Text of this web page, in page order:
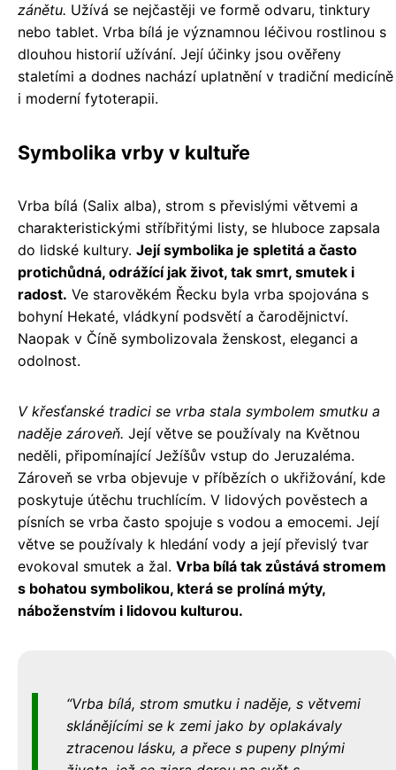
zánětu. Užívá se nejčastěji ve formě odvaru, tinktury
nebo tablet. Vrba bílá je významnou léčivou rostlinou s
dlouhou historií užívání. Její účinky jsou ověřeny
staletími a dodnes nachází uplatnění v tradiční medicíně
i moderní fytoterapii.
Symbolika vrby v kultuře
Vrba bílá (Salix alba), strom s převislými větvemi a
charakteristickými stříbřitými listy, se hluboce zapsala
do lidské kultury. Její symbolika je spletitá a často
protichůdná, odrážící jak život, tak smrt, smutek i
radost. Ve starověkém Řecku byla vrba spojována s
bohyní Hekaté, vládkyní podsvětí a čarodějnictví.
Naopak v Číně symbolizovala ženskost, eleganci a
odolnost.
V křesťanské tradici se vrba stala symbolem smutku a
naděje zároveň. Její větve se používaly na Květnou
neděli, připomínající Ježíšův vstup do Jeruzaléma.
Zároveň se vrba objevuje v příbězích o ukřižování, kde
poskytuje útěchu truchlícím. V lidových pověstech a
písních se vrba často spojuje s vodou a emocemi. Její
větve se používaly k hledání vody a její převislý tvar
evokoval smutek a žal. Vrba bílá tak zůstává stromem
s bohatou symbolikou, která se prolíná mýty,
náboženstvím i lidovou kulturou.
Vrba bílá, strom smutku i naděje, s větvemi
sklánějícími se k zemi jako by oplakávaly
ztracenou lásku, a přece s pupeny plnými